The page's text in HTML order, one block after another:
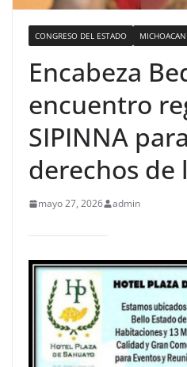
CONGRESO DEL ESTADO MICHOACAN
Encabeza
encuentro
SIPINNA
derechos de
mayo 27, 2026 admin